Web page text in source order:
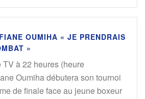
OUMIHA « JE PRENDRAIS
»
à 22 heures (heure
Oumiha débutera son tournoi
de finale face au jeune boxeur